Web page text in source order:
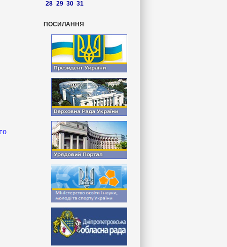
28 29 30 31
ПОСИЛАННЯ